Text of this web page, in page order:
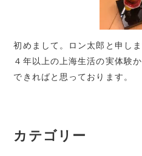
初めまして。ロン太郎と申しま
４年以上の上海生活の実体験
できればと思っております。
カテゴリー